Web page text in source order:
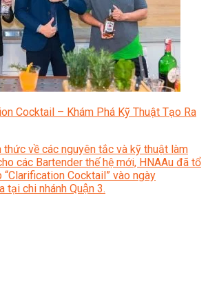
Cocktail – Khám Phá Kỹ Thuật Tạo Ra
thức về các nguyên tắc và kỹ thuật làm
các Bartender thế hệ mới, HNAAu đã tổ
Cocktail” vào ngày
chi nhánh Quận 3.